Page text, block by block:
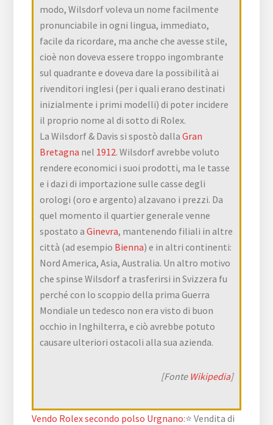
modo, Wilsdorf voleva un nome facilmente
pronunciabile in ogni lingua, immediato,
facile da ricordare, ma anche che avesse stile,
cioè non doveva essere troppo ingombrante
sul quadrante e doveva dare la possibilità ai
rivenditori inglesi (per i quali erano destinati
inizialmente i primi modelli) di poter incidere
il proprio nome al di sotto di Rolex.
La Wilsdorf & Davis si spostò dallaGran
Bretagna nel 1912. Wilsdorf avrebbe voluto
rendere economici i suoi prodotti, ma le tasse
e i dazi di importazione sulle casse degli
orologi (oro e argento) alzavano i prezzi. Da
quel momento il quartier generale venne
spostato aGinevra, mantenendo filiali in altre
città (ad esempio Bienna) e in altri continenti:
Nord America, Asia, Australia. Un altro motivo
che spinse Wilsdorf a trasferirsi in Svizzera fu
perché con lo scoppio della prima Guerra
Mondiale un tedesco non era visto di buon
occhio in Inghilterra, e ciò avrebbe potuto
causare ulteriori ostacoli alla sua azienda.
[Fonte Wikipedia]
Vendo Rolex secondo polso Urgnano:⭐ Vendita di